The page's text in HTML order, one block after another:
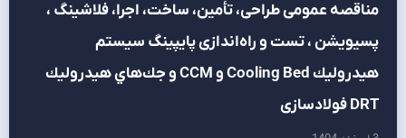
مناقصه عمومی طراحی، تأمين، ساخت، اجرا، فلاشينگ ،
پسيويشن ، تست و راه‌اندازی پايپينگ سيستم
هيدروليك Cooling Bed و CCM و جك‌هاي هيدروليك
DRT فولادسازی